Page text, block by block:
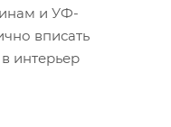
и УФ-
вписать
интерьер